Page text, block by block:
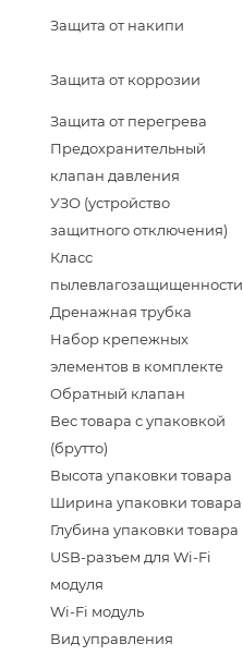
Защита от накипи
Защита от коррозии
Защита от перегрева
Предохранительный
клапан давления
УЗО (устройство
защитного отключения)
Класс
пылевлагозащищенности
Дренажная трубка
Набор крепежных
элементов в комплекте
Обратный клапан
Вес товара с упаковкой
(брутто)
Высота упаковки товара
Ширина упаковки товара
Глубина упаковки товара
USB-разъем для Wi-Fi
модуля
Wi-Fi модуль
Вид управления